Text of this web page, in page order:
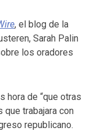
, el blog de la
Sarah Palin
los oradores
hora de “que otras
que trabajara con
republicano.